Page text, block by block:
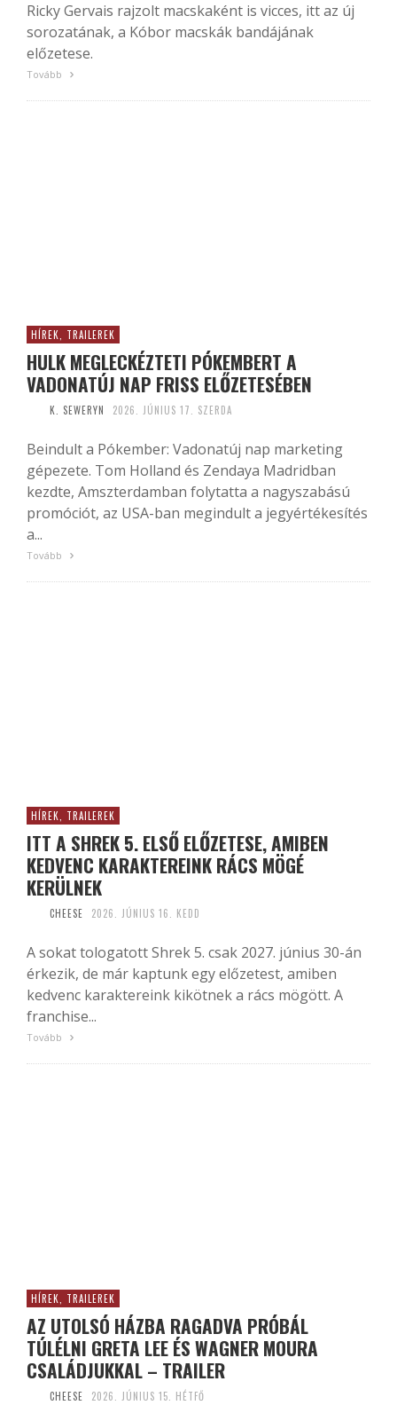
Ricky Gervais rajzolt macskaként is vicces, itt az új
sorozatának, a Kóbor macskák bandájának
előzetese.
Tovább
HÍREK, TRAILEREK
HULK MEGLECKÉZTETI PÓKEMBERT A
VADONATÚJ NAP FRISS ELŐZETESÉBEN
K. SEWERYN 2026. JÚNIUS 17. SZERDA
Beindult a Pókember: Vadonatúj nap marketing
gépezete. Tom Holland és Zendaya Madridban
kezdte, Amszterdamban folytatta a nagyszabású
promóciót, az USA-ban megindult a jegyértékesítés
a...
Tovább
HÍREK, TRAILEREK
ITT A SHREK 5. ELSŐ ELŐZETESE, AMIBEN
KEDVENC KARAKTEREINK RÁCS MÖGÉ
KERÜLNEK
CHEESE 2026. JÚNIUS 16. KEDD
A sokat tologatott Shrek 5. csak 2027. június 30-án
érkezik, de már kaptunk egy előzetest, amiben
kedvenc karaktereink kikötnek a rács mögött. A
franchise...
Tovább
HÍREK, TRAILEREK
AZ UTOLSÓ HÁZBA RAGADVA PRÓBÁL
TÚLÉLNI GRETA LEE ÉS WAGNER MOURA
CSALÁDJUKKAL – TRAILER
CHEESE 2026. JÚNIUS 15. HÉTFŐ